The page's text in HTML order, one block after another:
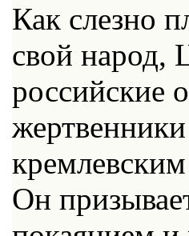
Как слезно
свой народ,
российские
Он